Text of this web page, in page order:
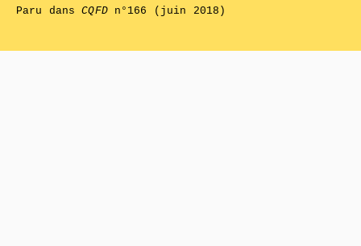
Paru dansCQFDn°166 (juin 2018)